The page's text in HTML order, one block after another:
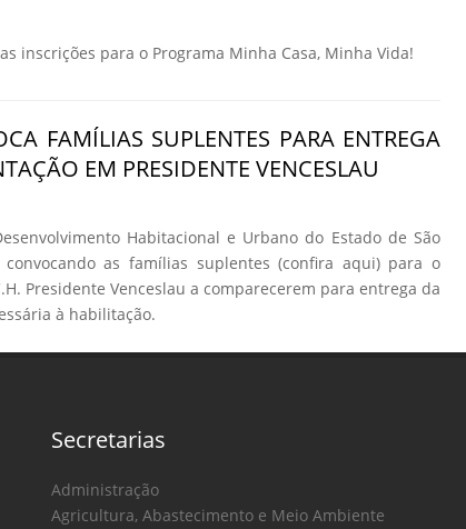
inscrições para o Programa Minha Casa, Minha Vida!
FAMÍLIAS SUPLENTES PARA ENTREGA
EM PRESIDENTE VENCESLAU
Habitacional e Urbano do Estado de São
convocando as famílias suplentes (confira aqui) para o
Presidente Venceslau a comparecerem para entrega da
à habilitação.
Secretarias
Administração
Agricultura, Abastecimento e Meio Ambiente